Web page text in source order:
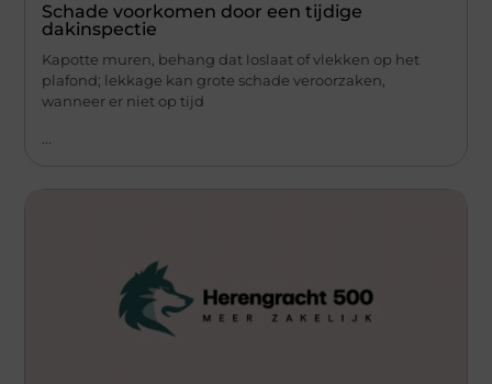
Schade voorkomen door een tijdige
dakinspectie
Kapotte muren, behang dat loslaat of vlekken op het
plafond; lekkage kan grote schade veroorzaken,
wanneer er niet op tijd